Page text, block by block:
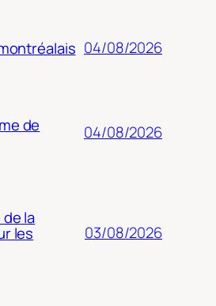
04/08/2026
de 04/08/2026
de la
les 03/08/2026